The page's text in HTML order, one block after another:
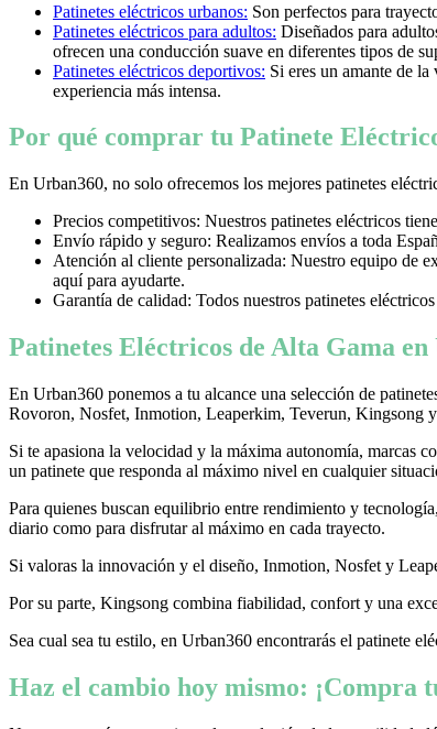
Patinetes eléctricos urbanos: Son perfectos para
Patinetes eléctricos para adultos: Diseñados para
ofrecen una conducción suave en diferentes tipos de
Patinetes eléctricos deportivos: Si eres un amante de
experiencia más intensa.
Por qué comprar tu Patinete
En Urban360, no solo ofrecemos los mejores patinetes
Precios competitivos: Nuestros patinetes eléctricos
Envío rápido y seguro: Realizamos envíos a toda
Atención al cliente personalizada: Nuestro equipo de
aquí para ayudarte.
Garantía de calidad: Todos nuestros patinetes
Patinetes Eléctricos de Alta Gama
En Urban360 ponemos a tu alcance una selección de
Rovoron, Nosfet, Inmotion, Leaperkim, Teverun, Kingsong
Si te apasiona la velocidad y la máxima autonomía, marcas
un patinete que responda al máximo nivel en cualquier
Para quienes buscan equilibrio entre rendimiento y
diario como para disfrutar al máximo en cada trayecto.
Si valoras la innovación y el diseño, Inmotion, Nosfet y
Por su parte, Kingsong combina fiabilidad, confort y una
Sea cual sea tu estilo, en Urban360 encontrarás el patinete
Haz el cambio hoy mismo: ¡Compra